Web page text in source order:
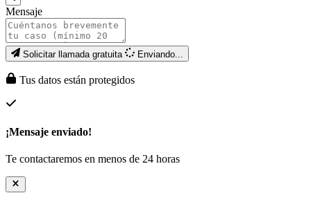
Mensaje
Solicitar llamada gratuita Enviando...
Tus datos están protegidos
¡Mensaje enviado!
Te contactaremos en menos de 24 horas